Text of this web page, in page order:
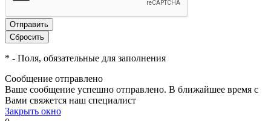
* - Поля, обязательные для заполнения
Сообщение отправлено
Ваше сообщение успешно отправлено. В ближайшее время с
Вами свяжется наш специалист
Закрыть окно